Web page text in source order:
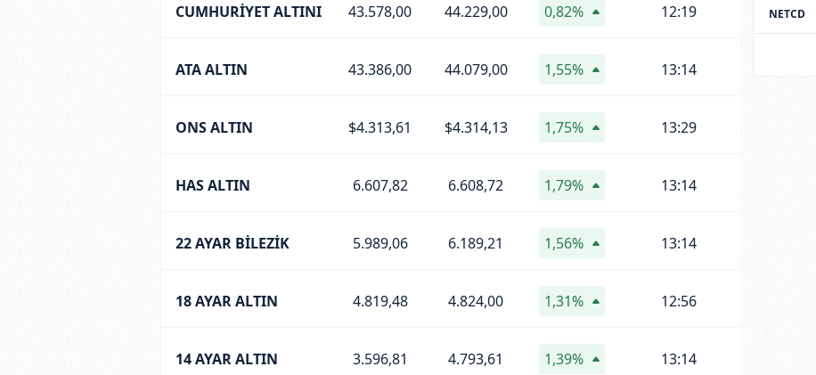
CUMHURİYET ALTINI 43.578,00 44.229,00 0,82% 12:19
ATA ALTIN 43.386,00 44.079,00 1,55% 13:14
ONS ALTIN $4.313,61 $4.314,13 1,75% 13:29
HAS ALTIN 6.607,82 6.608,72 1,79% 13:14
22 AYAR BİLEZİK 5.989,06 6.189,21 1,56% 13:14
18 AYAR ALTIN 4.819,48 4.824,00 1,31% 12:56
14 AYAR ALTIN 3.596,81 4.793,61 1,39% 13:14
NETCD